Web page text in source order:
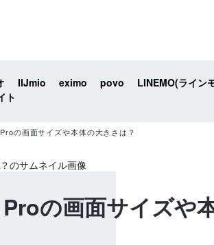
IIJmio eximo povo LINEMO(ライン
ト
の画面サイズや本体の大きさは？
の画面サイズや